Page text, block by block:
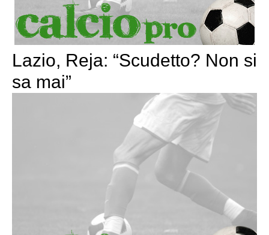
Lazio, Reja: “Scudetto? Non si
sa mai”